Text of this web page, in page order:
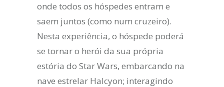
onde todos os hóspedes entram e
saem juntos (como num cruzeiro).
Nesta experiência, o hóspede poderá
se tornar o herói da sua própria
estória do Star Wars, embarcando na
nave estrelar Halcyon; interagindo